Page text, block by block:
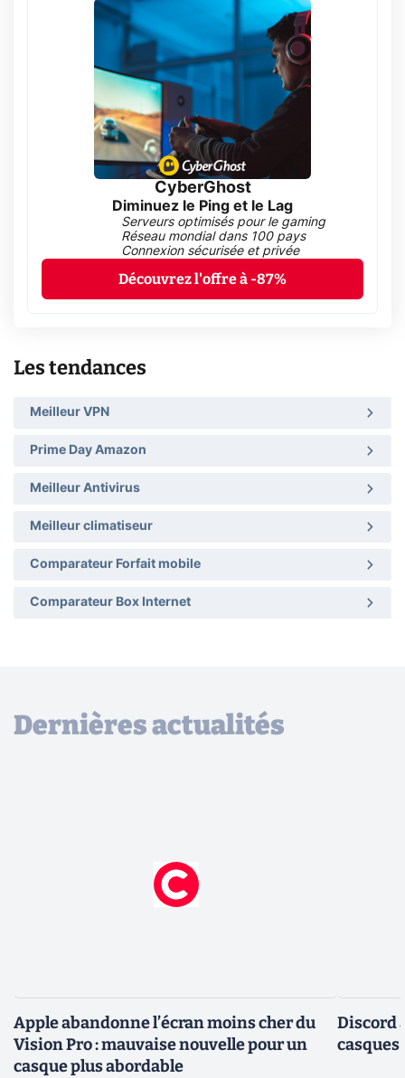
CyberGhost
Diminuez le Ping et le Lag
Serveurs optimisés pour le gaming
Réseau mondial dans 100 pays
Connexion sécurisée et privée
Découvrez l'offre à -87%
Les tendances
Meilleur VPN
Prime Day Amazon
Meilleur Antivirus
Meilleur climatiseur
Comparateur Forfait mobile
Comparateur Box Internet
Dernières actualités
Apple abandonne l’écran moins cher du
Vision Pro : mauvaise nouvelle pour un
casque plus abordable
Discord
casques